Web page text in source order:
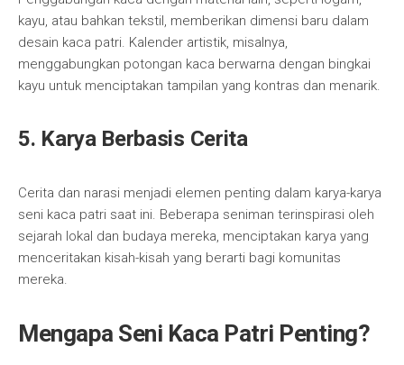
kayu, atau bahkan tekstil, memberikan dimensi baru dalam
desain kaca patri. Kalender artistik, misalnya,
menggabungkan potongan kaca berwarna dengan bingkai
kayu untuk menciptakan tampilan yang kontras dan menarik.
5. Karya Berbasis Cerita
Cerita dan narasi menjadi elemen penting dalam karya-karya
seni kaca patri saat ini. Beberapa seniman terinspirasi oleh
sejarah lokal dan budaya mereka, menciptakan karya yang
menceritakan kisah-kisah yang berarti bagi komunitas
mereka.
Mengapa Seni Kaca Patri Penting?